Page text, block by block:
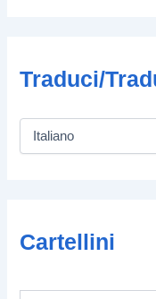
Traduci/
Cartellini